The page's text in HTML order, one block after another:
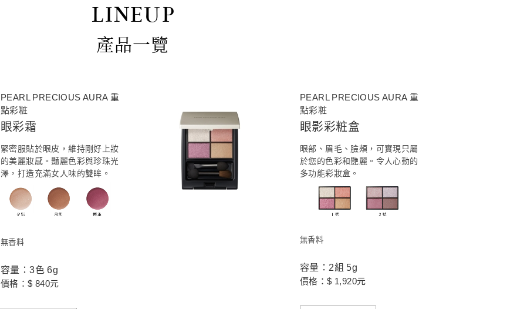
LINEUP
產品一覽
PEARL PRECIOUS AURA 重
點彩粧
眼彩霜
緊密服貼於眼皮，維持剛好上妝
的美麗妝感。豔麗色彩與珍珠光
澤，打造充滿女人味的雙眸。
無香料
容量：3色 6g
價格：$ 840元
PEARL PRECIOUS AURA 重
點彩粧
眼影彩粧盒
眼部、眉毛、臉頰，可實現只屬
於您的色彩和艷麗。令人心動的
多功能彩妝盒。
無香料
容量：2組 5g
價格：$ 1,920元